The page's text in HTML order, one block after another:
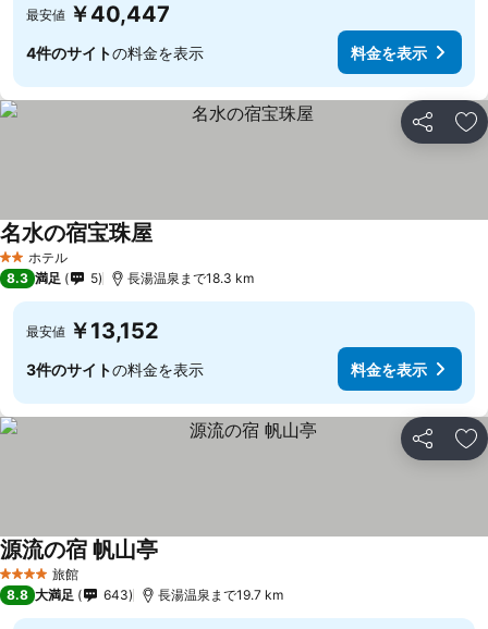
最安値 ￥40,447
4件のサイトの料金を表示 料金を表示
シェア お
2 ホテルのランク
ホテル
名水の宿宝珠屋料金を表示
8.3 満足 5 長湯温泉まで18.3 km
最安値 ￥13,152
3件のサイトの料金を表示 料金を表示
シェア お
4 ホテルのランク
旅館
源流の宿 帆山亭
8.8 大満足 643 長湯温泉まで19.7 km